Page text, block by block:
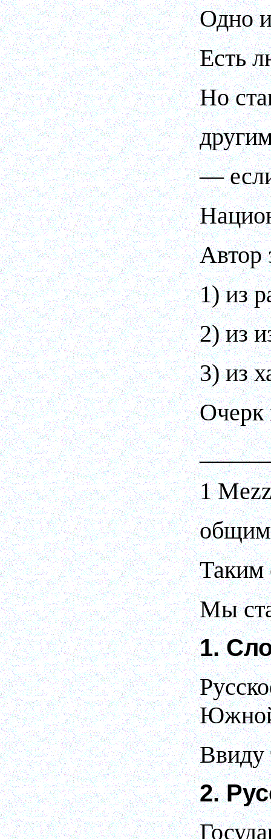
Одно
Есть
Но
—
Автор
1) из
2) из
3) из
Очерк
1
Таким
Мы
1.
Южной
Ввиду
2.